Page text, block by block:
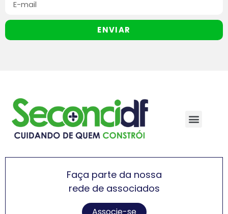
ENVIAR
Faça parte da nossa
rede de associados
Associe-se